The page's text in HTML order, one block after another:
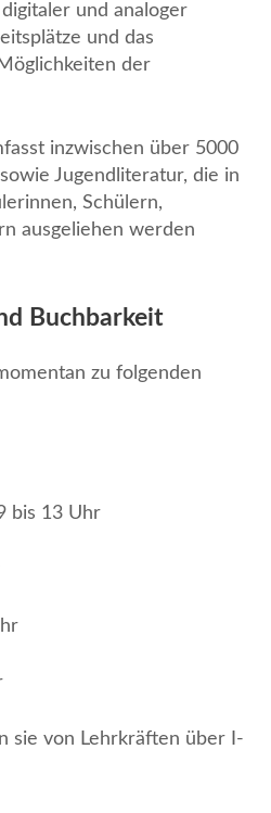
und analoger
und das
der
inzwischen über 5000
Jugendliteratur, die in
Schülern,
ausgeliehen werden
Buchbarkeit
zu folgenden
bis 13 Uhr
sie von Lehrkräften über I-